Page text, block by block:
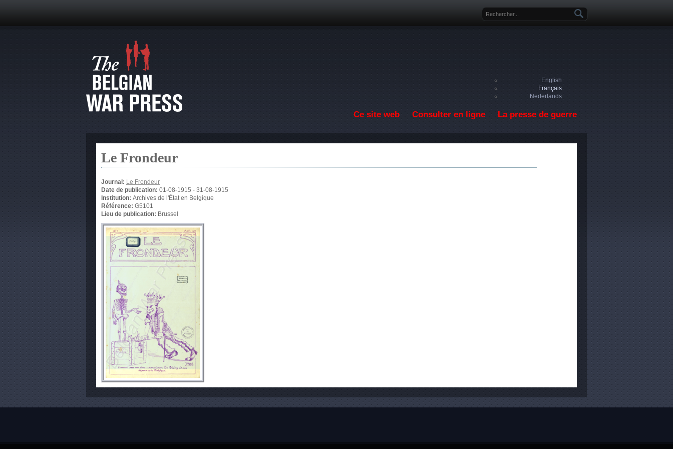
Formulaire de recherche
English
Français
Nederlands
Ce site web Consulter en ligne La presse de guerre
Le Frondeur
Journal: Le Frondeur
Date de publication: 01-08-1915 - 31-08-1915
Institution: Archives de l'État en Belgique
Référence: G5101
Lieu de publication: Brussel